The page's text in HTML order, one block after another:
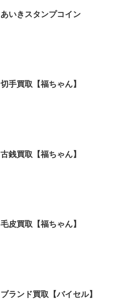
あいきスタンプコイン
切手買取【福ちゃん】
古銭買取【福ちゃん】
毛皮買取【福ちゃん】
ブランド買取【バイセル】